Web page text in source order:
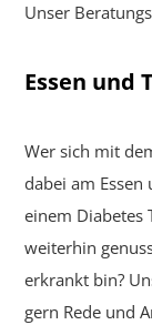
Unser
Essen und
Wer sich mit
dabei am
einem Diabetes
weiterhin
erkrankt bin?
gern Rede und